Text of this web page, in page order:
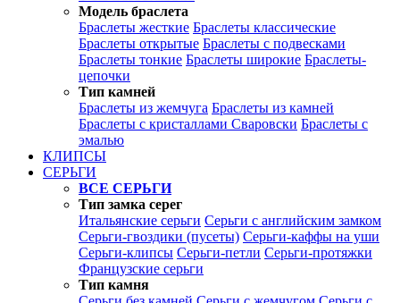
Модель браслета
Браслеты жесткие Браслеты классические
Браслеты открытые Браслеты с подвесками
Браслеты тонкие Браслеты широкие Браслеты-
цепочки
Тип камней
Браслеты из жемчуга Браслеты из камней
Браслеты с кристаллами Сваровски Браслеты с
эмалью
КЛИПСЫ
СЕРЬГИ
ВСЕ СЕРЬГИ
Тип замка серег
Итальянские серьги Серьги с английским замком
Серьги-гвоздики (пусеты) Серьги-каффы на уши
Серьги-клипсы Серьги-петли Серьги-протяжки
Французские серьги
Тип камня